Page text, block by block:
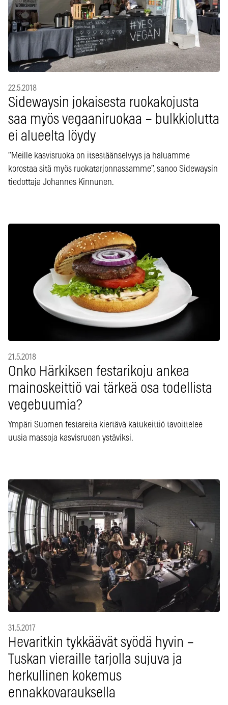
22.5.2018
Sidewaysin jokaisesta ruokakojusta
saa myös vegaaniruokaa – bulkkiolutta
ei alueelta löydy
”Meille kasvisruoka on itsestäänselvyys ja haluamme
korostaa sitä myös ruokatarjonnassamme”, sanoo Sidewaysin
tiedottaja Johannes Kinnunen.
21.5.2018
Onko Härkiksen festarikoju ankea
mainoskeittiö vai tärkeä osa todellista
vegebuumia?
Ympäri Suomen festareita kiertävä katukeittiö tavoittelee
uusia massoja kasvisruoan ystäviksi.
31.5.2017
Hevaritkin tykkäävät syödä hyvin –
Tuskan vieraille tarjolla sujuva ja
herkullinen kokemus
ennakkovarauksella